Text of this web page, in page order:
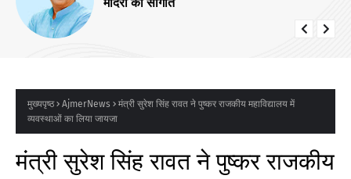
मुख्यपृष्ठ AjmerNews
मंत्री सुरेश सिंह रावत ने पुष्कर राजकीय महाविद्यालय में
व्यवस्थाओं का लिया जायजा
मंत्री सुरेश सिंह रावत ने पुष्कर राजकीय